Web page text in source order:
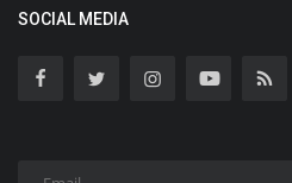
SOCIAL MEDIA